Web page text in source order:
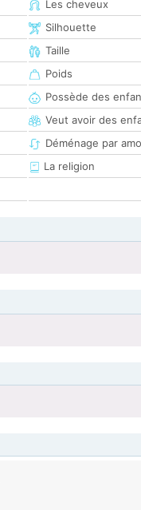
Les cheveux
Silhouette
Taille
Poids
Possède des
Veut avoir des
Déménage par
La religion